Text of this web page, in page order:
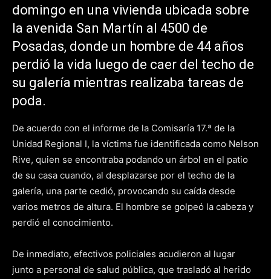
domingo en una vivienda ubicada sobre
la avenida San Martín al 4500 de
Posadas, donde un hombre de 44 años
perdió la vida luego de caer del techo de
su galería mientras realizaba tareas de
poda.
De acuerdo con el informe de la Comisaría 17.ª de la
Unidad Regional I, la víctima fue identificada como Nelson
Rive, quien se encontraba podando un árbol en el patio
de su casa cuando, al desplazarse por el techo de la
galería, una parte cedió, provocando su caída desde
varios metros de altura. El hombre se golpeó la cabeza y
perdió el conocimiento.
De inmediato, efectivos policiales acudieron al lugar
junto a personal de salud pública, que trasladó al herido